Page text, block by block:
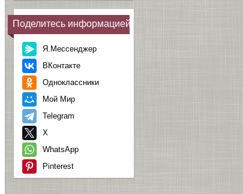
Поделитесь информацией
Я.Мессенджер
ВКонтакте
Одноклассники
Мой Мир
Telegram
X
WhatsApp
Pinterest